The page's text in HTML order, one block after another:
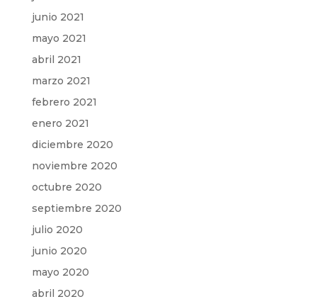
junio 2021
mayo 2021
abril 2021
marzo 2021
febrero 2021
enero 2021
diciembre 2020
noviembre 2020
octubre 2020
septiembre 2020
julio 2020
junio 2020
mayo 2020
abril 2020